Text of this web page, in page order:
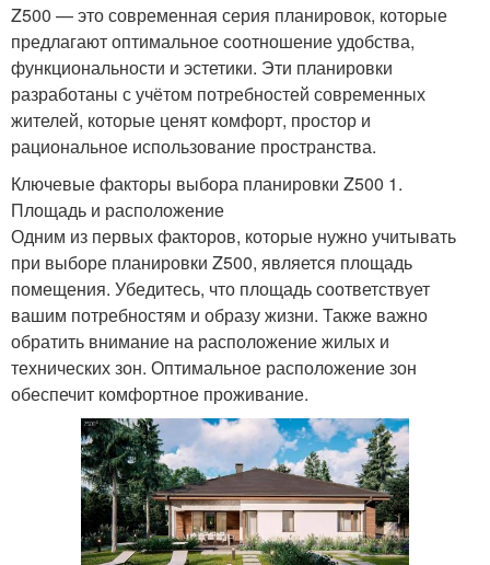
Z500 — это современная серия планировок, которые
предлагают оптимальное соотношение удобства,
функциональности и эстетики. Эти планировки
разработаны с учётом потребностей современных
жителей, которые ценят комфорт, простор и
рациональное использование пространства.
Ключевые факторы выбора планировки Z500 1.
Площадь и расположение
Одним из первых факторов, которые нужно учитывать
при выборе планировки Z500, является площадь
помещения. Убедитесь, что площадь соответствует
вашим потребностям и образу жизни. Также важно
обратить внимание на расположение жилых и
технических зон. Оптимальное расположение зон
обеспечит комфортное проживание.